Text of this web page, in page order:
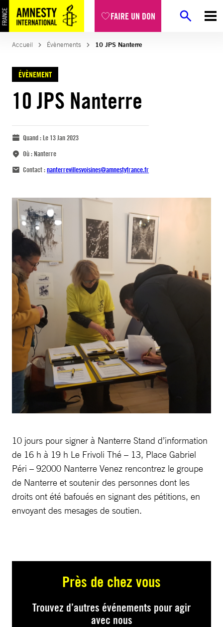
FAIRE UN DON
Accueil Évènements 10 JPS Nanterre
ÉVÈNEMENT
10 JPS Nanterre
Quand :Le 13 Jan 2023
Où :Nanterre
Contact :nanterrevillesvoisines@amnestyfrance.fr
10 jours pour signer à Nanterre Stand d’information
de 16 h à 19 h Le Frivoli Thé – 13, Place Gabriel
Péri – 92000 Nanterre Venez rencontrez le groupe
de Nanterre et soutenir des personnes dont les
droits ont été bafoués en signant des pétitions, en
envoyant des mesages de soutien.
Près de chez vous
Trouvez d’autres événements pour agir
avec nous